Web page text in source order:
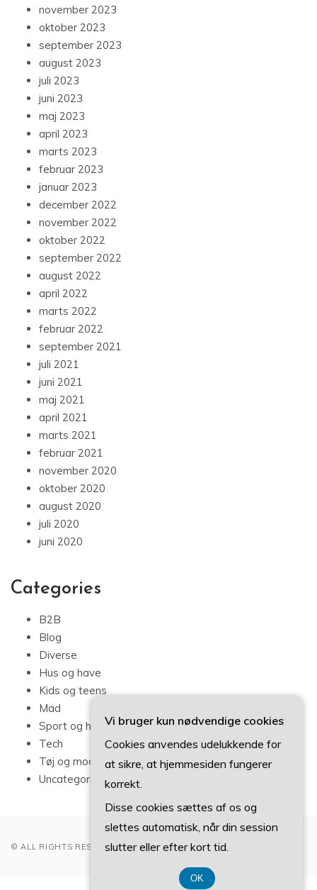
november 2023
oktober 2023
september 2023
august 2023
juli 2023
juni 2023
maj 2023
april 2023
marts 2023
februar 2023
januar 2023
december 2022
november 2022
oktober 2022
september 2022
august 2022
april 2022
marts 2022
februar 2022
september 2021
juli 2021
juni 2021
maj 2021
april 2021
marts 2021
februar 2021
november 2020
oktober 2020
august 2020
juli 2020
juni 2020
Categories
B2B
Blog
Diverse
Hus og have
Kids og teens
Mad
Sport og hobby
Tech
Tøj og mode
Uncategorized
© ALL RIGHTS RESERVED 2022
Vi bruger kun nødvendige cookies
Cookies anvendes udelukkende for
at sikre, at hjemmesiden fungerer
korrekt.
Disse cookies sættes af os og
slettes automatisk, når din session
slutter eller efter kort tid.
OK